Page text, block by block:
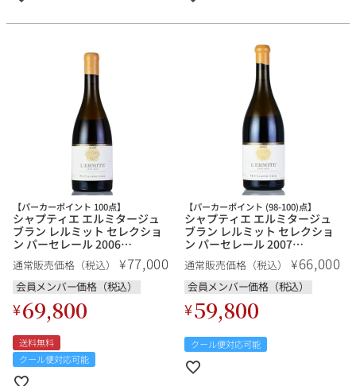
【パーカーポイント 100点】
シャプティエ エルミタージュ
ブラン レルミット セレクショ
ン パーセレール 2006
Chapoutier Ermitage Blanc
l'Ermite フランス ローヌ 白ワ
イン 新入荷
通常販売価格（税込） ¥77,000
会員メンバー価格（税込）
¥69,800
送料無料
クール便対応可能
【パーカーポイント (98-100)点】
シャプティエ エルミタージュ
ブラン レルミット セレクショ
ン パーセレール 2007
Chapoutier Ermitage Blanc
l'Ermite フランス ローヌ 白ワ
イン 新入荷
通常販売価格（税込） ¥66,000
会員メンバー価格（税込）
¥59,800
クール便対応可能